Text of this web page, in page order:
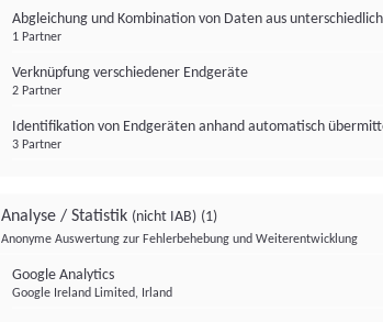
Abgleichung und Kombination von Daten aus
1 Partner
Verknüpfung verschiedener Endgeräte
2 Partner
Identifikation von Endgeräten anhand automatisch
3 Partner
Analyse / Statistik (nicht IAB) (1)
Anonyme Auswertung zur Fehlerbehebung und Weiterentwicklung
Google Analytics
Google Ireland Limited, Irland